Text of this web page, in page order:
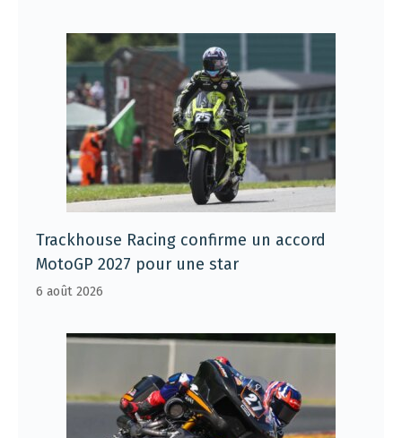
Trackhouse Racing confirme un accord
MotoGP 2027 pour une star
6 août 2026